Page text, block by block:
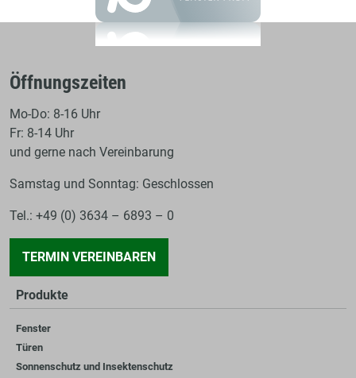
Öffnungszeiten
Mo-Do: 8-16 Uhr
Fr: 8-14 Uhr
und gerne nach Vereinbarung
Samstag und Sonntag: Geschlossen
Tel.: +49 (0) 3634 – 6893 – 0
TERMIN VEREINBAREN
Produkte
Fenster
Türen
Sonnenschutz und Insektenschutz